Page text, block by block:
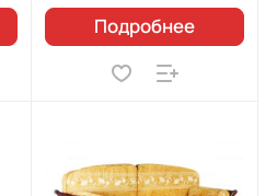
Подробнее